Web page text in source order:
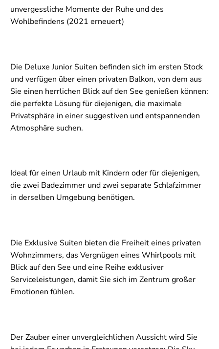
unvergessliche Momente der Ruhe und des
Wohlbefindens (2021 erneuert)
Die Deluxe Junior Suiten befinden sich im ersten Stock
und verfügen über einen privaten Balkon, von dem aus
Sie einen herrlichen Blick auf den See genießen können:
die perfekte Lösung für diejenigen, die maximale
Privatsphäre in einer suggestiven und entspannenden
Atmosphäre suchen.
Ideal für einen Urlaub mit Kindern oder für diejenigen,
die zwei Badezimmer und zwei separate Schlafzimmer
in derselben Umgebung benötigen.
Die Exklusive Suiten bieten die Freiheit eines privaten
Wohnzimmers, das Vergnügen eines Whirlpools mit
Blick auf den See und eine Reihe exklusiver
Serviceleistungen, damit Sie sich im Zentrum großer
Emotionen fühlen.
Der Zauber einer unvergleichlichen Aussicht wird Sie